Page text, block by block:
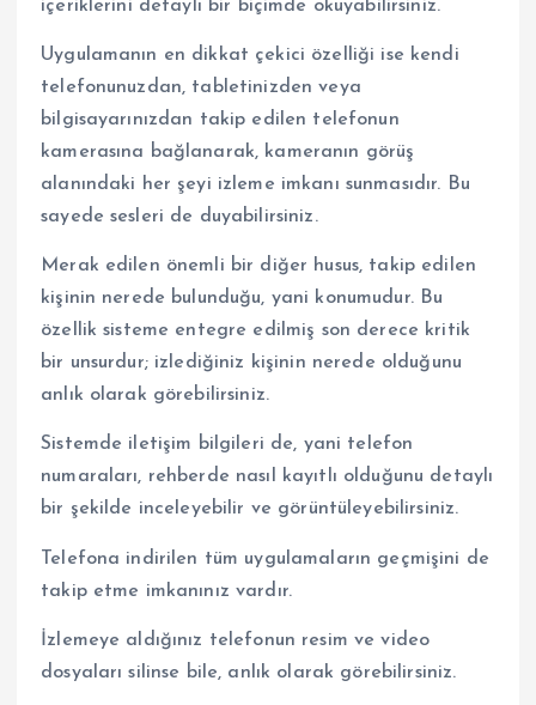
içeriklerini detaylı bir biçimde okuyabilirsiniz.
Uygulamanın en dikkat çekici özelliği ise kendi
telefonunuzdan, tabletinizden veya
bilgisayarınızdan takip edilen telefonun
kamerasına bağlanarak, kameranın görüş
alanındaki her şeyi izleme imkanı sunmasıdır. Bu
sayede sesleri de duyabilirsiniz.
Merak edilen önemli bir diğer husus, takip edilen
kişinin nerede bulunduğu, yani konumudur. Bu
özellik sisteme entegre edilmiş son derece kritik
bir unsurdur; izlediğiniz kişinin nerede olduğunu
anlık olarak görebilirsiniz.
Sistemde iletişim bilgileri de, yani telefon
numaraları, rehberde nasıl kayıtlı olduğunu detaylı
bir şekilde inceleyebilir ve görüntüleyebilirsiniz.
Telefona indirilen tüm uygulamaların geçmişini de
takip etme imkanınız vardır.
İzlemeye aldığınız telefonun resim ve video
dosyaları silinse bile, anlık olarak görebilirsiniz.